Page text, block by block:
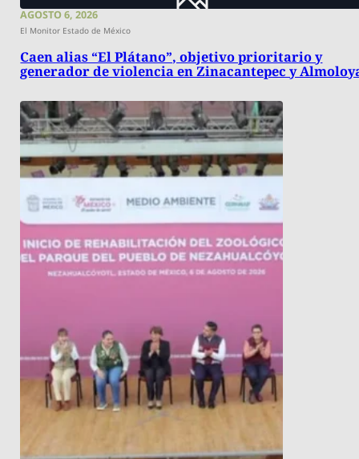
AGOSTO 6, 2026
El Monitor Estado de México
Caen alias “El Plátano”, objetivo prioritario y
generador de violencia en Zinacantepec y